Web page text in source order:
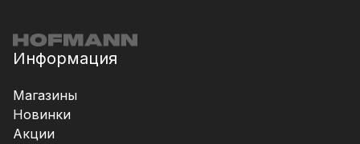
Информация
Магазины
Новинки
Акции